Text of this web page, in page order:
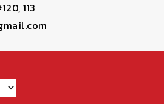
113